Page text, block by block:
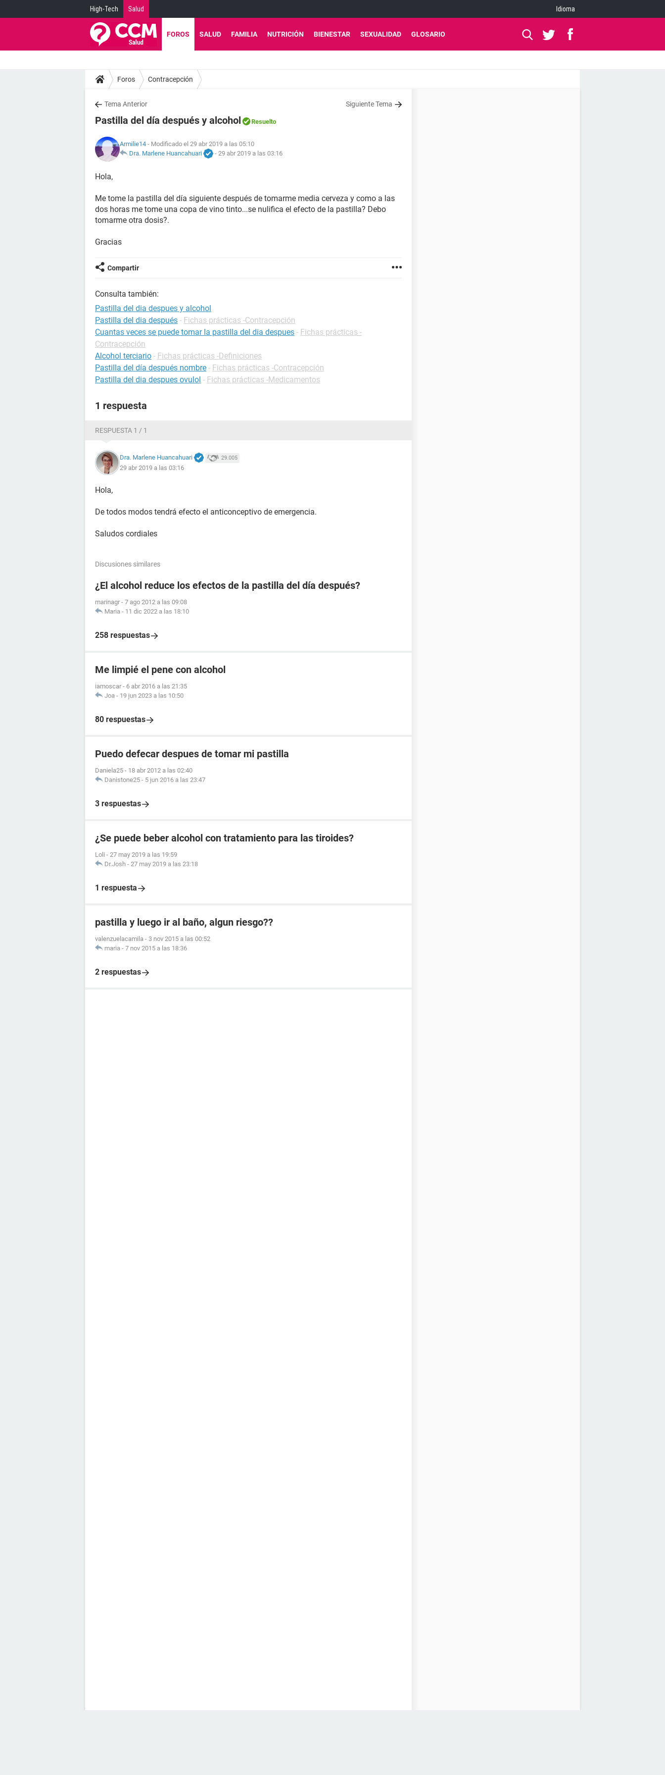
High-Tech Salud Idioma
FOROS SALUD FAMILIA NUTRICIÓN BIENESTAR SEXUALIDAD GLOSARIO
Foros Contracepción
Tema Anterior Siguiente Tema
Pastilla del día después y alcohol Resuelto
Armilie14 - Modificado el 29 abr 2019 a las 05:10
Dra. Marlene Huancahuari
- 29 abr 2019 a las 03:16
Hola,
Me tome la pastilla del día siguiente después de tomarme media cerveza y como a las
dos horas me tome una copa de vino tinto...se nulifica el efecto de la pastilla? Debo
tomarme otra dosis?.
Gracias
Compartir
Consulta también:
Pastilla del dia despues y alcohol
Pastilla del dia después - Fichas prácticas -Contracepción
Cuantas veces se puede tomar la pastilla del dia despues - Fichas prácticas -
Contracepción
Alcohol terciario - Fichas prácticas -Definiciones
Pastilla del día después nombre - Fichas prácticas -Contracepción
Pastilla del dia despues ovulol - Fichas prácticas -Medicamentos
1 respuesta
RESPUESTA 1 / 1
Dra. Marlene Huancahuari 29.005
29 abr 2019 a las 03:16
Hola,
De todos modos tendrá efecto el anticonceptivo de emergencia.
Saludos cordiales
Discusiones similares
¿El alcohol reduce los efectos de la pastilla del día después?
marinagr - 7 ago 2012 a las 09:08
Maria - 11 dic 2022 a las 18:10
258 respuestas
Me limpié el pene con alcohol
iamoscar - 6 abr 2016 a las 21:35
Joa - 19 jun 2023 a las 10:50
80 respuestas
Puedo defecar despues de tomar mi pastilla
Daniela25 - 18 abr 2012 a las 02:40
Danistone25 - 5 jun 2016 a las 23:47
3 respuestas
¿Se puede beber alcohol con tratamiento para las tiroides?
Loli - 27 may 2019 a las 19:59
Dr.Josh - 27 may 2019 a las 23:18
1 respuesta
pastilla y luego ir al baño, algun riesgo??
valenzuelacamila - 3 nov 2015 a las 00:52
maria - 7 nov 2015 a las 18:36
2 respuestas